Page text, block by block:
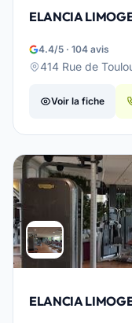
ELANCIA
4.4/5 · 104 avis
414 Rue de
Voir la fiche
ELANCIA